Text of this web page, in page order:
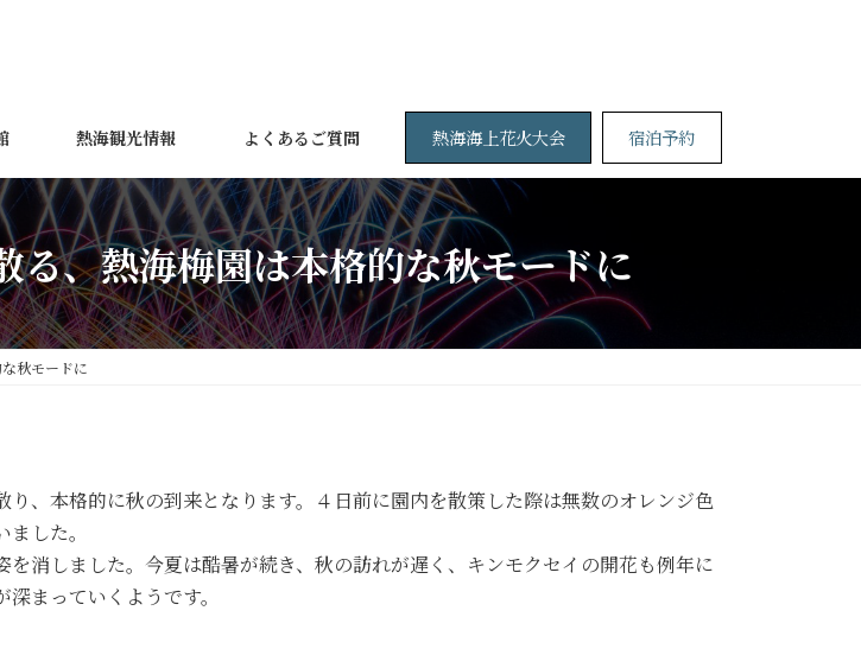
熱海観光情報 よくあるご質問 熱海海上花火大会 宿泊予約
る、熱海梅園は本格的な秋モードに
秋モードに
、本格的に秋の到来となります。４日前に園内を散策した際は無数のオレンジ色
した。
消しました。今夏は酷暑が続き、秋の訪れが遅く、キンモクセイの開花も例年に
まっていくようです。